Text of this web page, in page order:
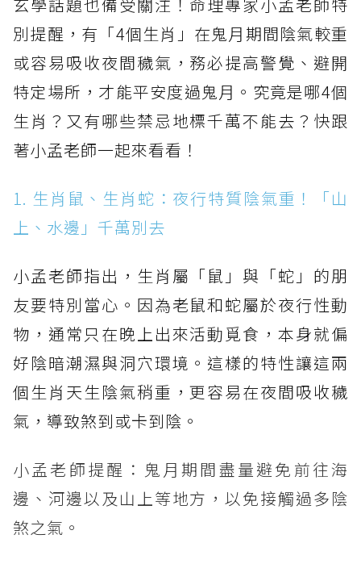
別提醒，有「4個生肖」在鬼月期間陰氣較重
或容易吸收夜間穢氣，務必提高警覺、避開
特定場所，才能平安度過鬼月。究竟是哪4個
生肖？又有哪些禁忌地標千萬不能去？快跟
著小孟老師一起來看看！
1. 生肖鼠、生肖蛇：夜行特質陰氣重！「山
上、水邊」千萬別去
小孟老師指出，生肖屬「鼠」與「蛇」的朋
友要特別當心。因為老鼠和蛇屬於夜行性動
物，通常只在晚上出來活動覓食，本身就偏
好陰暗潮濕與洞穴環境。這樣的特性讓這兩
個生肖天生陰氣稍重，更容易在夜間吸收穢
氣，導致煞到或卡到陰。
小孟老師提醒：鬼月期間盡量避免前往海
邊、河邊以及山上等地方，以免接觸過多陰
煞之氣。